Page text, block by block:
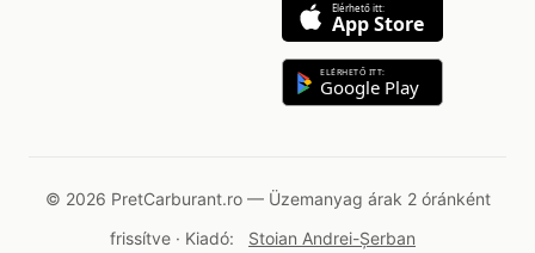
Elérhető itt:
App Store
ELÉRHETŐ ITT:
Google Play
© 2026 PretCarburant.ro — Üzemanyag árak 2 óránként
frissítve · Kiadó:
Stoian Andrei-Șerban